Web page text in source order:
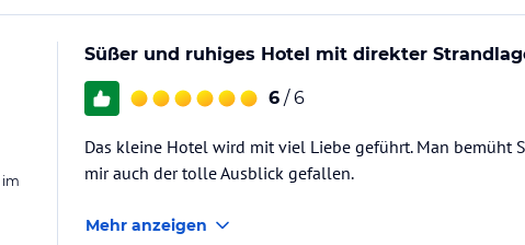
im
Süßer und ruhiges Hotel mit direkter
6 / 6
Das kleine Hotel wird mit viel Liebe geführt. Man bemüht
mir auch der tolle Ausblick gefallen.
Mehr anzeigen